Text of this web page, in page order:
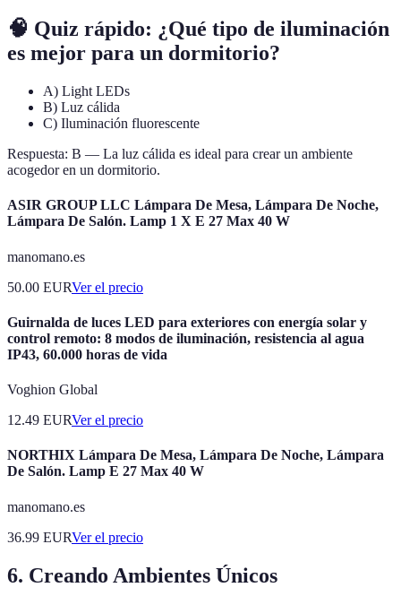
🧠 Quiz rápido: ¿Qué tipo de iluminación
es mejor para un dormitorio?
A) Light LEDs
B) Luz cálida
C) Iluminación fluorescente
Respuesta: B — La luz cálida es ideal para crear un ambiente
acogedor en un dormitorio.
ASIR GROUP LLC Lámpara De Mesa, Lámpara De Noche,
Lámpara De Salón. Lamp 1 X E 27 Max 40 W
manomano.es
50.00 EURVer el precio
Guirnalda de luces LED para exteriores con energía solar y
control remoto: 8 modos de iluminación, resistencia al agua
IP43, 60.000 horas de vida
Voghion Global
12.49 EURVer el precio
NORTHIX Lámpara De Mesa, Lámpara De Noche, Lámpara
De Salón. Lamp E 27 Max 40 W
manomano.es
36.99 EURVer el precio
6. Creando Ambientes Únicos